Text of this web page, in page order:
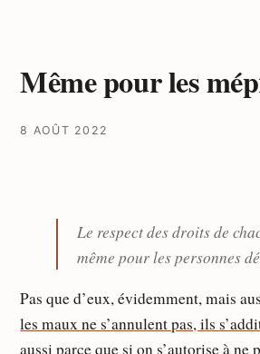
Même pour les
8 AOÛT 2022
Le respect des droits de
même pour les personnes
Pas que d’eux, évidemment, mais
les maux ne s’annulent pas, ils
aussi parce que si on s’autorise à ne